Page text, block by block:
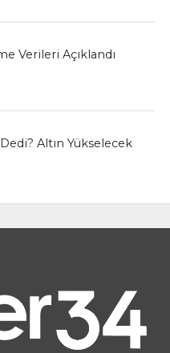
Verileri Açıklandı
Altın Yükselecek